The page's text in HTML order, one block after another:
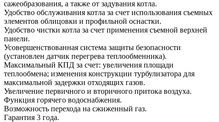
сажеобразования, а также от задувания котла.
Удобство обслуживания котла за счет использования съемных
элементов облицовки и профильной оснастки.
Удобство чистки котла за счет применения съемной верхней
панели.
Усовершенствованная система защиты безопасности
(установлен датчик перегрева теплообменника).
Максимальный КПД за счет: увеличения площади
теплообмена; изменения конструкции турбулизатора для
максимальной задержки отходящих газов.
Увеличение первичного и вторичного притока воздуха.
Функция горячего водоснабжения.
Возможность перехода на сжиженный газ.
Гарантия 3 года.